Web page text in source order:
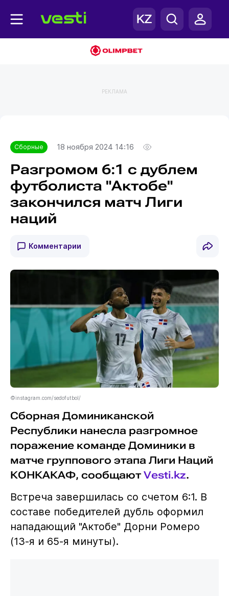
РЕКЛАМА
Сборные 18 ноября 2024 14:16
Разгромом 6:1 с дублем
футболиста "Актобе"
закончился матч Лиги
наций
Комментарии
©instagram.com/sedofutbol/
Сборная Доминиканской
Республики нанесла разгромное
поражение команде Доминики в
матче группового этапа Лиги Наций
КОНКАКАФ, сообщают Vesti.kz.
Встреча завершилась со счетом 6:1. В
составе победителей дубль оформил
нападающий "Актобе" Дорни Ромеро
(13-я и 65-я минуты).